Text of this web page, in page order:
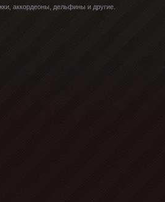
аккордеоны, дельфины и другие.